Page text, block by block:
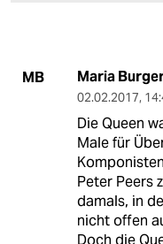
MB Maria
02.02.2017,
Die Queen
Male für
Peter Peers
damals, in
nicht offen
Doch die